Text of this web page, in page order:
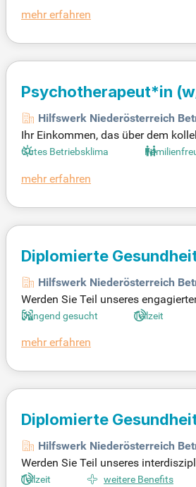
mehr erfahren
Psychotherapeut*in
Hilfswerk Niederösterreich
Ihr Einkommen, das über dem
sönlichen Kompetenzen. Lassen
Gutes Betriebsklima
mehr erfahren
Diplomierte
Hilfswerk Niederösterreich
Werden Sie Teil unseres
Pflege durch die Anwendung von
Dringend gesucht Teilzeit
mehr erfahren
Diplomierte
Hilfswerk Niederösterreich
Werden Sie Teil unseres
m/d)“. Gestalten Sie mobile Pflege
Teilzeit weitere Benefits